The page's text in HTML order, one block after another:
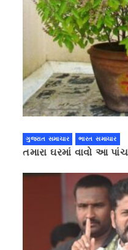
ગુજરાત સમાચાર ભારત સમાચાર
તમારા ઘરમાં વાવો આ